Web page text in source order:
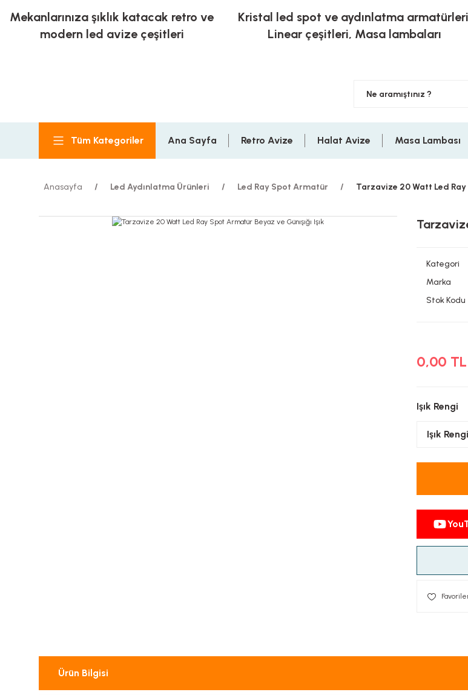
Mekanlarınıza şıklık katacak retro ve
modern led avize çeşitleri
Kristal led spot ve aydınlatma
Linear çeşitleri, Masa lambaları
Tüm Kategoriler Ana Sayfa Retro Avize Halat Avize Masa Lambası
Anasayfa Led Aydınlatma Ürünleri Led Ray Spot Armatür Tarzavize 20 Watt Led Ray
Kategori
Marka
Stok Kodu
0,00
Işık Rengi
Ürün Bilgisi